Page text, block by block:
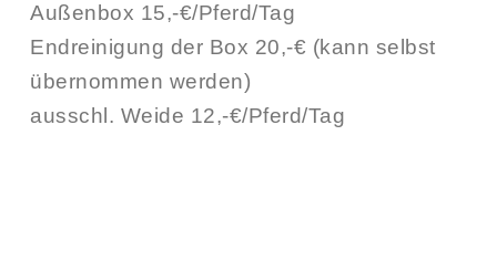
Außenbox 15,-€/Pferd/Tag
Endreinigung der Box 20,-€ (kann selbst
übernommen werden)
ausschl. Weide 12,-€/Pferd/Tag